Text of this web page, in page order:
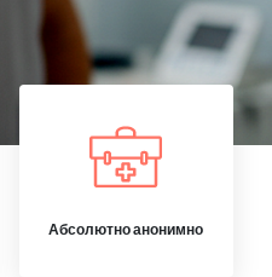
Абсолютно анонимно